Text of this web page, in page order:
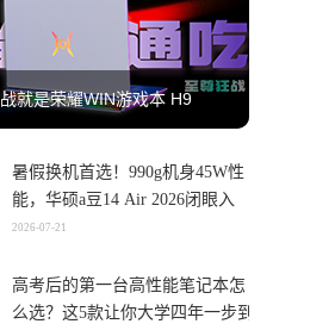
就是荣耀WIN游戏本 H9
暑假换机首选！990g机身45W性
能，华硕a豆14 Air 2026闭眼入
2026-07-21
高考后的第一台高性能笔记本怎
么选？这5款让你大学四年一步到